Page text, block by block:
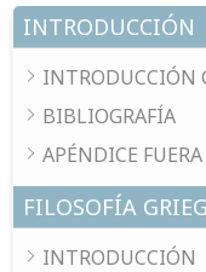
INTRODUCCIÓN
INTRODUCCIÓN
BIBLIOGRAFÍA
APÉNDICE
FILOSOFÍA
INTRODUCCIÓN